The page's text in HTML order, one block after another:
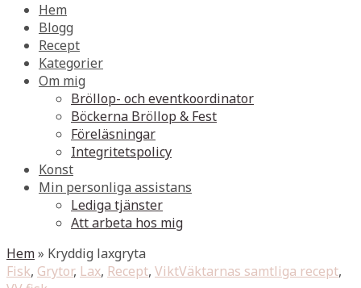
Hem
Blogg
Recept
Kategorier
Om mig
Bröllop- och eventkoordinator
Böckerna Bröllop & Fest
Föreläsningar
Integritetspolicy
Konst
Min personliga assistans
Lediga tjänster
Att arbeta hos mig
Hem» Kryddig laxgryta
Fisk, Grytor, Lax, Recept, ViktVäktarnas samtliga recept,